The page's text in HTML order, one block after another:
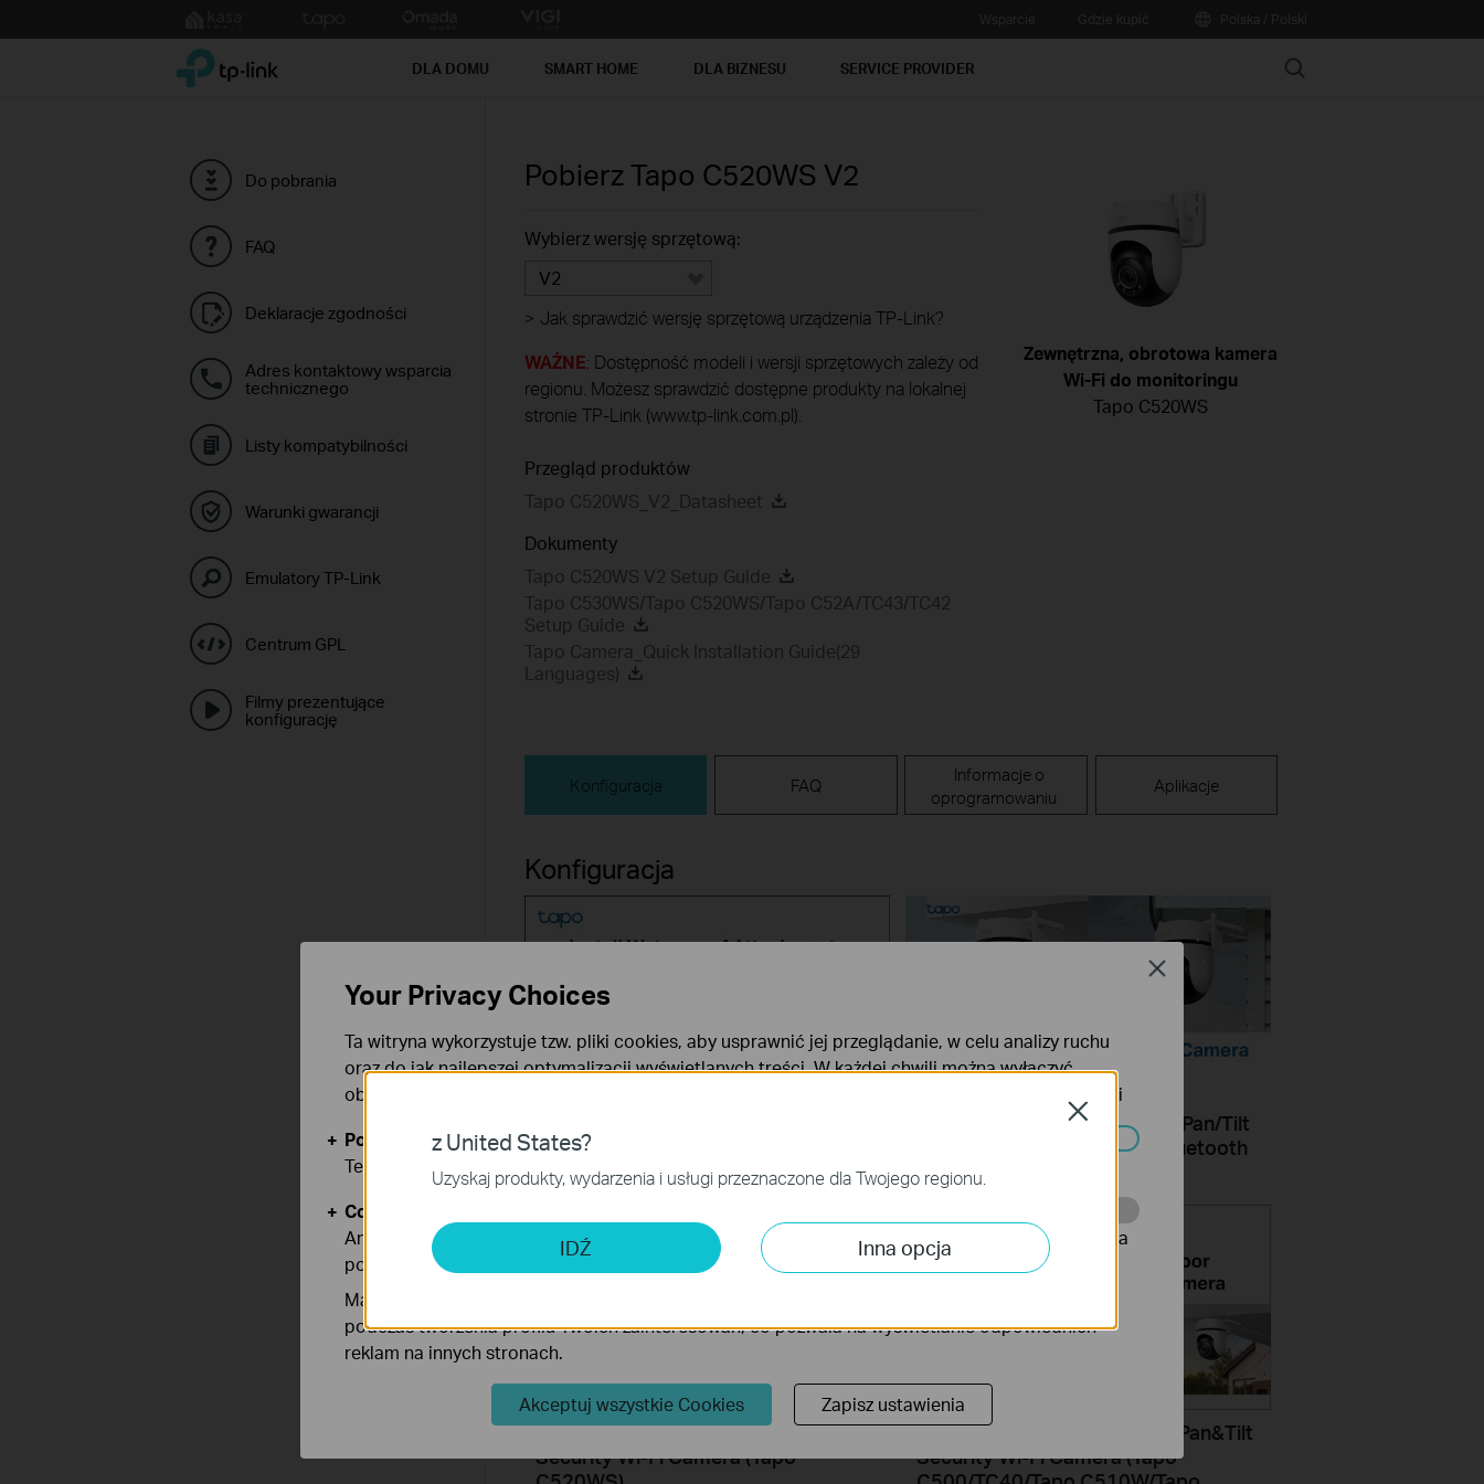
to
TP-Link, Reliably Smart DLA DOMU SMART HOME DLA BIZNESU SERVICE PROVIDER Search
Do pobrania
FAQ
Deklaracje zgodności
Adres kontaktowy wsparcia
technicznego
Listy kompatybilności
Warunki gwarancji
Emulatory TP-Link
Centrum GPL
Filmy prezentujące
konfigurację
Pobierz Tapo C520WS V2
Wybierz wersję sprzętową:
V2
> Jak sprawdzić wersję sprzętową urządzenia TP-Link?
WAŻNE: Dostępność modeli i wersji sprzętowych zależy od
regionu. Możesz sprawdzić dostępne produkty na lokalnej
stronie TP-Link (www.tp-link.com.pl).
Przegląd produktów
Tapo C520WS_V2_Datasheet
Dokumenty
Tapo C520WS V2 Setup Guide
Tapo C530WS/Tapo C520WS/Tapo C52A/TC43/TC42
Setup Guide
Tapo Camera_Quick Installation Guide(29
Languages)
Zewnętrzna, obrotowa kamera
Wi-Fi do monitoringu
Tapo C520WS
Konfiguracja FAQ
Informacje o
oprogramowaniu
Aplikacje
Konfiguracja
Your Outdoor Camera
How to Set Up Your Outdoor Pan/Tilt
Security Wi-Fi Camera via Bluetooth
How to Set Up Your Outdoor Pan&Tilt
Security Wi-Fi Camera (Tapo
How to Mount Your Outdoor Pan&Tilt
Security Wi-Fi Camera (Tapo
z United States?
Uzyskaj produkty, wydarzenia i usługi przeznaczone dla Twojego regionu.
IDŹ Inna opcja
Close
Your Privacy Choices
Ta witryna wykorzystuje tzw. pliki cookies, aby usprawnić jej przeglądanie, w celu analizy ruchu
oraz do jak najlepszej optymalizacji wyświetlanych treści. W każdej chwili można wyłączyć
obsługę plików cookies. Więcej informacji na ten temat dostępnych jest w
Polityce prywatności
Podstawowe Cookies
Te pliki cookies niezbędne są do poprawnego działania witryny i nie moga zostać wyłączone.
Cookies dotyczące analizy i marketingu
Analiza - Te pliki Cookies są wykorzystywane w celu analizy ruchu na naszej stronie, co umożliwia
poprawę i dostosowanie wyświetlanych treści.
Marketing - Te pliki Cookies mogą być wykorzystywane przez naszych partnerów reklamowych
podczas tworzenia profilu Twoich zainteresowań, co pozwala na wyświetlanie odpowiednich
reklam na innych stronach.
Akceptuj wszystkie Cookies Zapisz ustawienia
Close